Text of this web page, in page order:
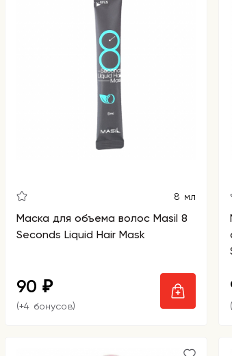
8 мл
Маска для объема волос Masil 8
Seconds Liquid Hair Mask
90 ₽
(+4 бонусов)